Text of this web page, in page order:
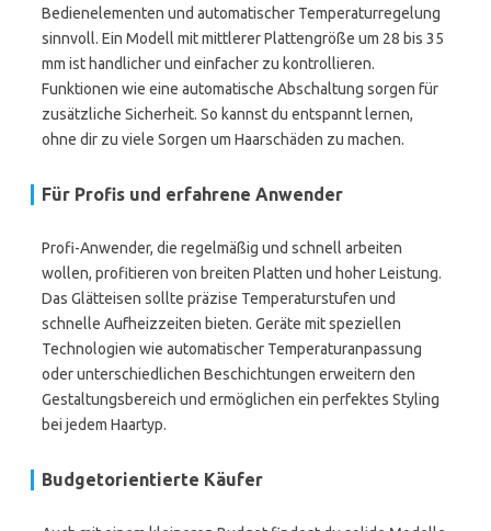
Bedienelementen und automatischer Temperaturregelung
sinnvoll. Ein Modell mit mittlerer Plattengröße um 28 bis 35
mm ist handlicher und einfacher zu kontrollieren.
Funktionen wie eine automatische Abschaltung sorgen für
zusätzliche Sicherheit. So kannst du entspannt lernen,
ohne dir zu viele Sorgen um Haarschäden zu machen.
Für Profis und erfahrene Anwender
Profi-Anwender, die regelmäßig und schnell arbeiten
wollen, profitieren von breiten Platten und hoher Leistung.
Das Glätteisen sollte präzise Temperaturstufen und
schnelle Aufheizzeiten bieten. Geräte mit speziellen
Technologien wie automatischer Temperaturanpassung
oder unterschiedlichen Beschichtungen erweitern den
Gestaltungsbereich und ermöglichen ein perfektes Styling
bei jedem Haartyp.
Budgetorientierte Käufer